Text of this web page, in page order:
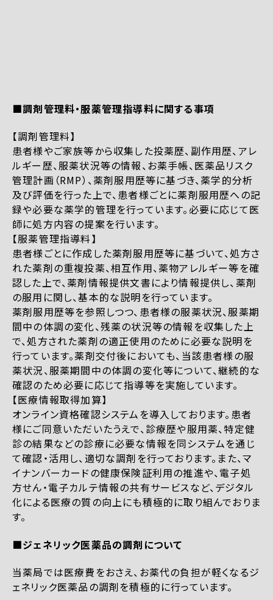
■調剤管理料・服薬管理指導料に関する事項
【調剤管理料】
患者様やご家族等から収集した投薬歴、副作用歴、アレ
ルギー歴、服薬状況等の情報、お薬手帳、医薬品リスク
管理計画（RMP）、薬剤服用歴等に基づき、薬学的分析
及び評価を行った上で、患者様ごとに薬剤服用歴への記
録や必要な薬学的管理を行っています。必要に応じて医
師に処方内容の提案を行います。
【服薬管理指導料】
患者様ごとに作成した薬剤服用歴等に基づいて、処方さ
れた薬剤の重複投薬、相互作用、薬物アレルギー等を確
認した上で、薬剤情報提供文書により情報提供し、薬剤
の服用に関し、基本的な説明を行っています。
薬剤服用歴等を参照しつつ、患者様の服薬状況、服薬期
間中の体調の変化、残薬の状況等の情報を収集した上
で、処方された薬剤の適正使用のために必要な説明を
行っています。薬剤交付後においても、当該患者様の服
薬状況、服薬期間中の体調の変化等について、継続的な
確認のため必要に応じて指導等を実施しています。
【医療情報取得加算】
オンライン資格確認システムを導入しております。患者
様にご同意いただいたうえで、診療歴や服用薬、特定健
診の結果などの診療に必要な情報を同システムを通じ
て確認・活用し、適切な調剤を行っております。また、マ
イナンバーカードの健康保険証利用の推進や、電子処
方せん・電子カルテ情報の共有サービスなど、デジタル
化による医療の質の向上にも積極的に取り組んでおりま
す。
■ジェネリック医薬品の調剤について
当薬局では医療費をおさえ、お薬代の負担が軽くなるジ
ェネリック医薬品の調剤を積極的に行っています。